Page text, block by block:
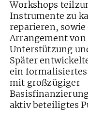
Workshops
Instrumente zu
reparieren, sowie
Arrangement von
Unterstützung
Später
ein
mit großzügiger
aktiv beteiligtes